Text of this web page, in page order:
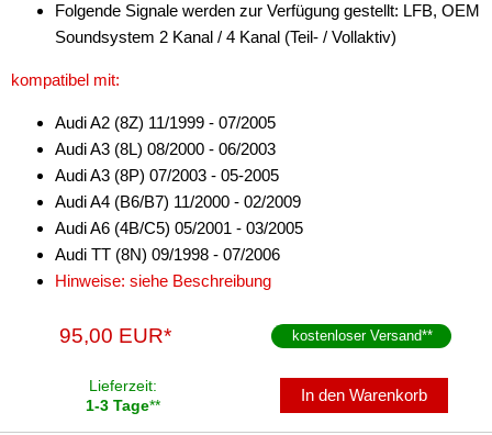
Folgende Signale werden zur Verfügung gestellt: LFB, OEM
Soundsystem 2 Kanal / 4 Kanal (Teil- / Vollaktiv)
kompatibel mit:
Audi A2 (8Z) 11/1999 - 07/2005
Audi A3 (8L) 08/2000 - 06/2003
Audi A3 (8P) 07/2003 - 05-2005
Audi A4 (B6/B7) 11/2000 - 02/2009
Audi A6 (4B/C5) 05/2001 - 03/2005
Audi TT (8N) 09/1998 - 07/2006
Hinweise: siehe Beschreibung
95,00 EUR* kostenloser Versand**
Lieferzeit:
1-3 Tage**
In den Warenkorb